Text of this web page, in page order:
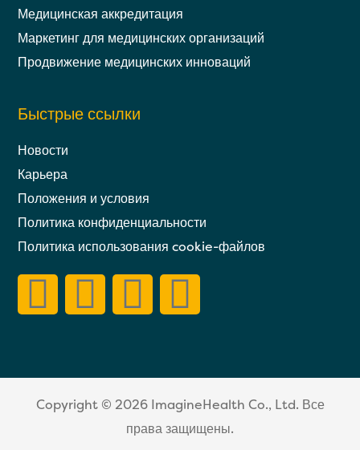
Медицинская аккредитация
Маркетинг для медицинских организаций
Продвижение медицинских инноваций
Быстрые ссылки
Новости
Карьера
Положения и условия
Политика конфиденциальности
Политика использования cookie-файлов
Copyright © 2026 ImagineHealth Co., Ltd. Все
права защищены.